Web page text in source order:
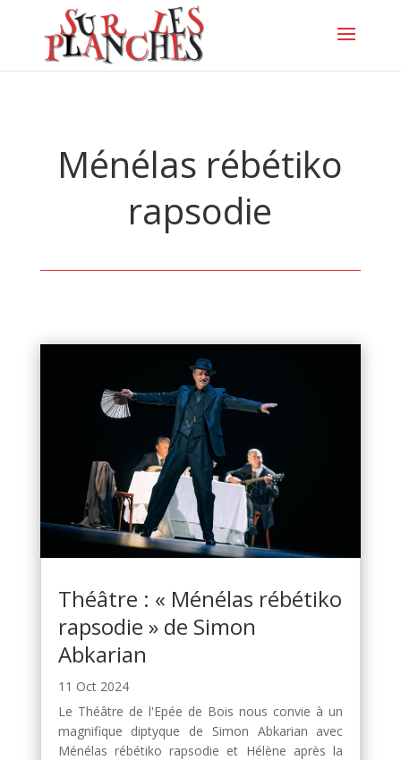
Ménélas rébétiko
rapsodie
Théâtre : « Ménélas rébétiko
rapsodie » de Simon
Abkarian
11 Oct 2024
Le Théâtre de l'Epée de Bois nous convie à un
magnifique diptyque de Simon Abkarian avec
Ménélas rébétiko rapsodie et Hélène après la